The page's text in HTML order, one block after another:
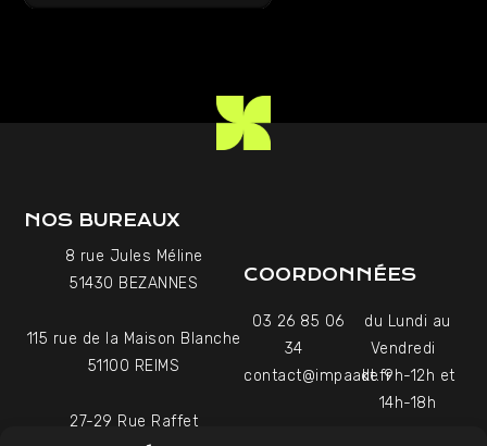
NOS BUREAUX
8 rue Jules Méline
51430 BEZANNES
115 rue de la Maison Blanche
51100 REIMS
27-29 Rue Raffet
COORDONNÉES
03 26 85 06
34
contact@impaakt.fr
du Lundi au
Vendredi
de 9h-12h et
14h-18h